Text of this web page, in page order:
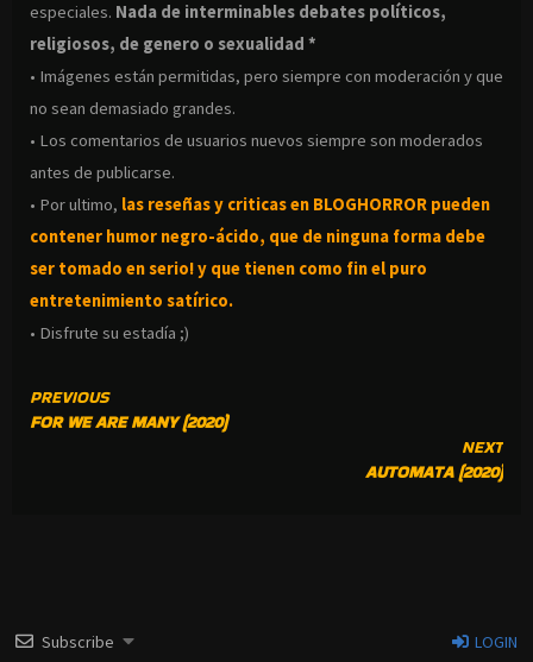
especiales. Nada de interminables debates políticos,
religiosos, de genero o sexualidad *
• Imágenes están permitidas, pero siempre con moderación y que
no sean demasiado grandes.
• Los comentarios de usuarios nuevos siempre son moderados
antes de publicarse.
• Por ultimo, las reseñas y criticas en BLOGHORROR pueden
contener humor negro-ácido, que de ninguna forma debe
ser tomado en serio! y que tienen como fin el puro
entretenimiento satírico.
• Disfrute su estadía ;)
CONTINUE
READING
PREVIOUS
FOR WE ARE MANY (2020)
NEXT
AUTOMATA (2020)
Subscribe LOGIN